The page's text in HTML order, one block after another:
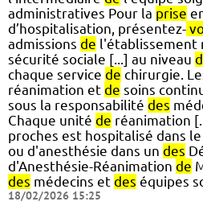
administratives Pour la prise
d’hospitalisation, présentez-
admissions de l'établissement
sécurité sociale [...] au niveau
chaque service de chirurgie.
réanimation et de soins
sous la responsabilité des
Chaque unité de réanimation
proches est hospitalisé dans
ou d'anesthésie dans un des
d'Anesthésie-Réanimation de
des médecins et des équipes
18/02/2026 15:25